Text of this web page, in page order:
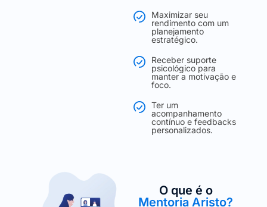
Maximizar seu
rendimento com um
planejamento
estratégico.
Receber suporte
psicológico para
manter a motivação e
foco.
Ter um
acompanhamento
contínuo e feedbacks
personalizados.
O que é o
Mentoria Aristo?